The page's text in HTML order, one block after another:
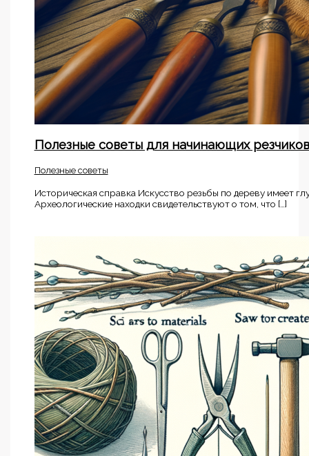
Полезные советы для начинающих резчиков
Полезные советы
Историческая справка Искусство резьбы по дереву имеет
Археологические находки свидетельствуют о том, что […]